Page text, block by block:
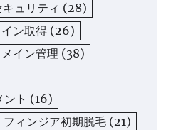
キュリティ (28)
イン取得 (26)
メイン管理 (38)
ト (16)
フィンジア初期脱毛 (21)